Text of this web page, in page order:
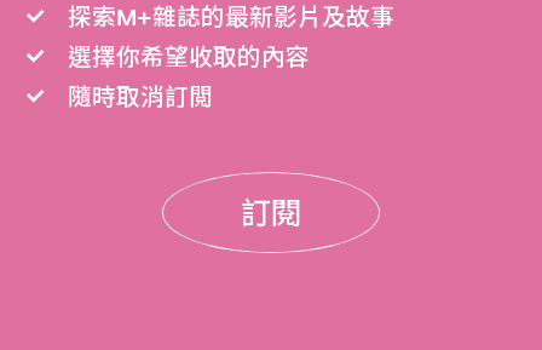
探索M+雜誌的最新影片及故事
選擇你希望收取的內容
隨時取消訂閲
訂閱